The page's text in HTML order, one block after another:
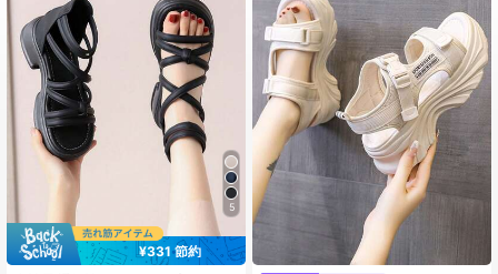
53 フォロワー
53 フォロワー
53 フォロワー
4.81 53 フォロワー
5
¥331 節約
#1 ベストセラー
ゴス 女性用サンダル